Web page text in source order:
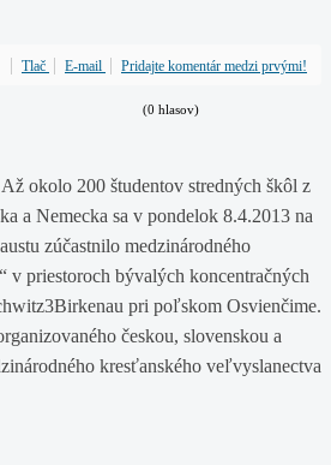
Tlač E-mail Pridajte komentár medzi prvými!
(0 hlasov)
okolo 200 študentov stredných škôl z
a Nemecka sa v pondelok 8.4.2013 na
zúčastnilo medzinárodného
v priestoroch bývalých koncentračných
pri poľskom Osvienčime.
českou, slovenskou a
kresťanského veľvyslanectva